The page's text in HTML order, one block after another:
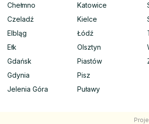
Chełmno
Czeladź
Elbląg
Ełk
Gdańsk
Gdynia
Jelenia Góra
Katowice
Kielce
Łódź
Olsztyn
Piastów
Pisz
Puławy